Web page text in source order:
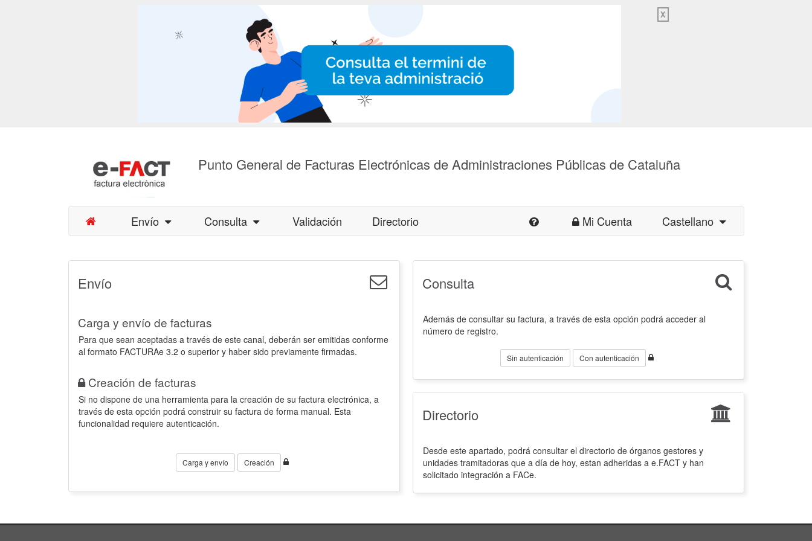
X
Punto General de Facturas Electrónicas de Administraciones Públicas de Cataluña
Envío Consulta Validación Directorio Mi Cuenta Castellano
Envío
Carga y envío de facturas
Para que sean aceptadas a través de este canal, deberán ser emitidas conforme
al formato FACTURAe 3.2 o superior y haber sido previamente firmadas.
Creación de facturas
Si no dispone de una herramienta para la creación de su factura electrónica, a
través de esta opción podrá construir su factura de forma manual. Esta
funcionalidad requiere autenticación.
Carga y envío Creación
Consulta
Además de consultar su factura, a través de esta opción podrá acceder al
número de registro.
Sin autenticación Con autenticación
Directorio
Desde este apartado, podrá consultar el directorio de órganos gestores y
unidades tramitadoras que a día de hoy, estan adheridas a e.FACT y han
solicitado integración a FACe.